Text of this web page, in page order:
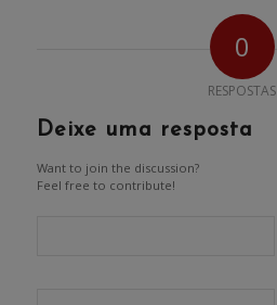
0
RESPOSTAS
Deixe uma resposta
Want to join the discussion?
Feel free to contribute!